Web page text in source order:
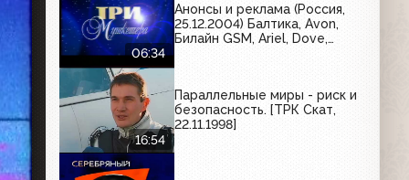
06:34
Анонсы и реклама (Россия,
25.12.2004) Балтика, Avon,
Билайн GSM, Ariel, Dove,
16:54
Параллельные миры - риск и
безопасность. [ТРК Скат,
22.11.1998]